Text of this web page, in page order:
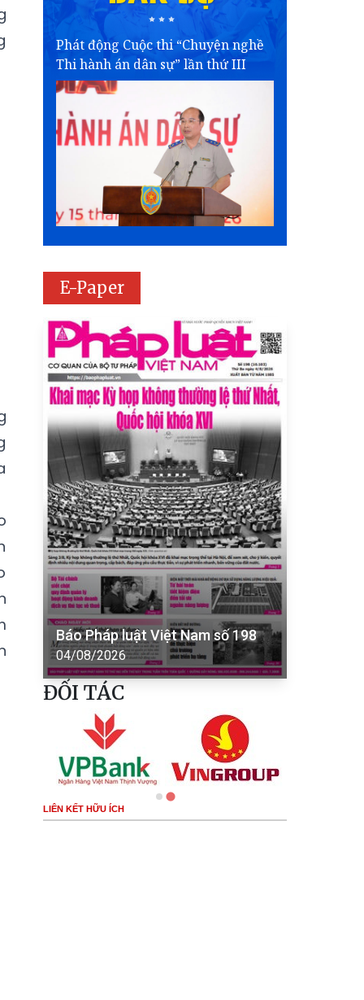
Phát động Cuộc thi “Chuyện nghề
Thi hành án dân sự” lần thứ III
E-Paper
Báo Pháp luật Việt Nam số 198
04/08/2026
ĐỐI TÁC
LIÊN KẾT HỮU ÍCH